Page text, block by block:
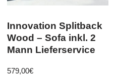
Innovation Splitback
Wood – Sofa inkl. 2
Mann Lieferservice
579,00€